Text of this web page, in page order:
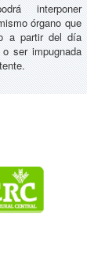
interponer
órgano que
a partir del día
ser impugnada